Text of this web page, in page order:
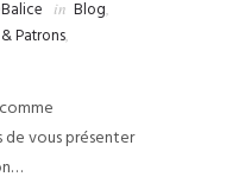
in Blog,
Patrons,
de vous présenter